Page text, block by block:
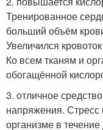
Тренированное
больший объём
Увеличился
Ко всем тканям и
обогащённой
3. отличное
напряжения. Стресс
организме в